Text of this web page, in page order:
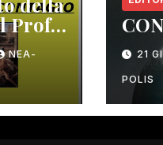
Prof.
NEA- 21
POLIS